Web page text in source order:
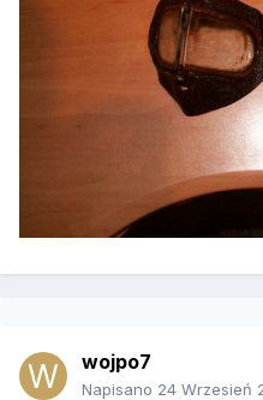
wojpo7
Napisano 24 Wrzesień